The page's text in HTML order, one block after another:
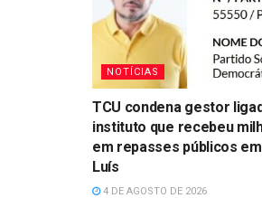
NOTÍCIAS
TCU condena gestor
instituto que recebeu
em repasses públicos
Luís
4 DE AGOSTO DE 2026